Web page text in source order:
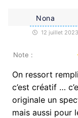
Nona
12 juillet
Note :
On ressort
c’est créatif …
originale un
mais aussi pour